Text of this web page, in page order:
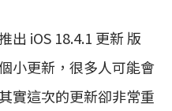
出 iOS 18.4.1 更新 版
小更新，很多人可能會
實這次的更新卻非常重